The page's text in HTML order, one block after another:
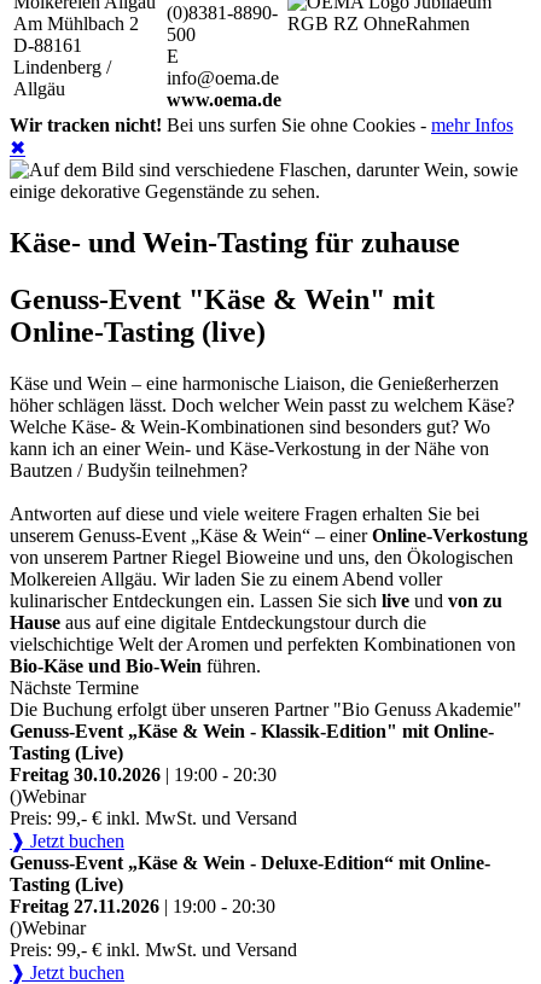
Am Mühlbach 2
D-88161
Lindenberg /
Allgäu
(0)8381-8890-
500
E
info@oema.de
www.oema.de
Wir tracken nicht! Bei uns surfen Sie ohne Cookies - mehr Infos
✖
Käse- und Wein-Tasting für zuhause
Genuss-Event "Käse & Wein" mit
Online-Tasting (live)
Käse und Wein – eine harmonische Liaison, die Genießerherzen
höher schlägen lässt. Doch welcher Wein passt zu welchem Käse?
Welche Käse- & Wein-Kombinationen sind besonders gut? Wo
kann ich an einer Wein- und Käse-Verkostung in der Nähe von
Bautzen / Budyšin teilnehmen?
Antworten auf diese und viele weitere Fragen erhalten Sie bei
unserem Genuss-Event „Käse & Wein“ – einerOnline-Verkostung
von unserem Partner Riegel Bioweine und uns, den Ökologischen
Molkereien Allgäu. Wir laden Sie zu einem Abend voller
kulinarischer Entdeckungen ein. Lassen Sie sich live und von zu
Hause aus auf eine digitale Entdeckungstour durch die
vielschichtige Welt der Aromen und perfekten Kombinationen von
Bio-Käse und Bio-Wein führen.
Nächste Termine
Die Buchung erfolgt über unseren Partner "Bio Genuss Akademie"
Genuss-Event „Käse & Wein - Klassik-Edition" mit Online-
Tasting (Live)
Freitag 30.10.2026 | 19:00 - 20:30
()Webinar
Preis: 99,- € inkl. MwSt. und Versand
❱ Jetzt buchen
Genuss-Event „Käse & Wein - Deluxe-Edition“ mit Online-
Tasting (Live)
Freitag 27.11.2026 | 19:00 - 20:30
()Webinar
Preis: 99,- € inkl. MwSt. und Versand
❱ Jetzt buchen